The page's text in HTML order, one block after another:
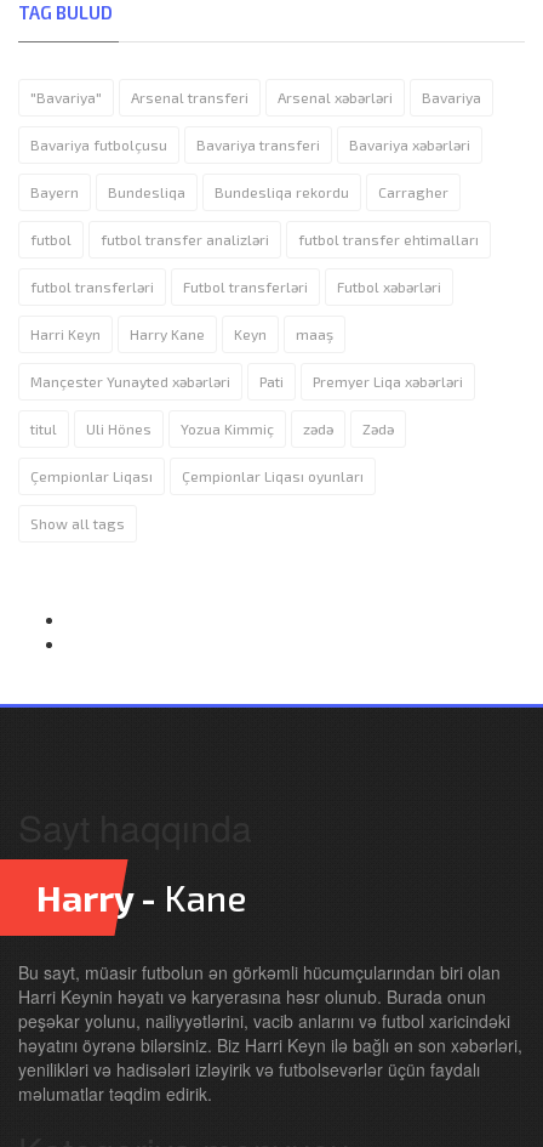
TAG BULUD
"Bavariya" Arsenal transferi Arsenal xəbərləri Bavariya
Bavariya futbolçusu Bavariya transferi Bavariya xəbərləri
Bayern Bundesliqa Bundesliqa rekordu Carragher
futbol futbol transfer analizləri futbol transfer ehtimalları
futbol transferləri Futbol transferləri Futbol xəbərləri
Harri Keyn Harry Kane Keyn maaş
Mançester Yunayted xəbərləri Pati Premyer Liqa xəbərləri
titul Uli Hönes Yozua Kimmiç zədə Zədə
Çempionlar Liqası Çempionlar Liqası oyunları
Show all tags
Sayt haqqında
Harry - Kane
Bu sayt, müasir futbolun ən görkəmli hücumçularından biri olan
Harri Keynin həyatı və karyerasına həsr olunub. Burada onun
peşəkar yolunu, nailiyyətlərini, vacib anlarını və futbol xaricindəki
həyatını öyrənə bilərsiniz. Biz Harri Keyn ilə bağlı ən son xəbərləri,
yenilikləri və hadisələri izləyirik və futbolsevərlər üçün faydalı
məlumatlar təqdim edirik.